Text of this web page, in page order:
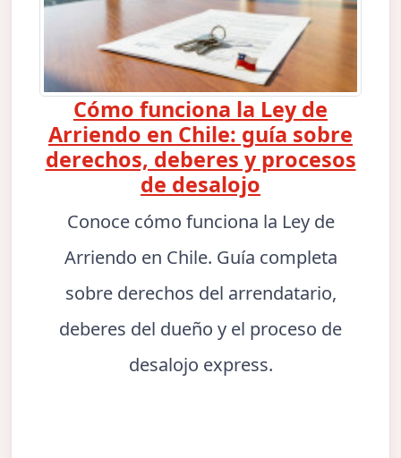
Cómo funciona la Ley de
Arriendo en Chile: guía sobre
derechos, deberes y procesos
de desalojo
Conoce cómo funciona la Ley de
Arriendo en Chile. Guía completa
sobre derechos del arrendatario,
deberes del dueño y el proceso de
desalojo express.